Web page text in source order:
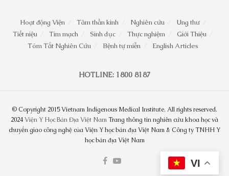
Hoạt động Viện Tâm thần kinh Nghiên cứu
Ung thư
Tiết niệu
Tim mạch Sinh dục Thực nghiệm
Giới Thiệu
Tóm Tắt Nghiên Cứu
Bệnh tự miễn English Articles
HOTLINE: 1800 8187
© Copyright 2015 Vietnam Indigenous Medical Institute. All rights reserved.
2024Viện Y Học Bản Địa Việt NamTrang thông tin nghiên cứu khoa học và
chuyển giao công nghệ của Viện Y học bản địa Việt Nam & Công ty TNHH Y
học bản địa Việt Nam
VI